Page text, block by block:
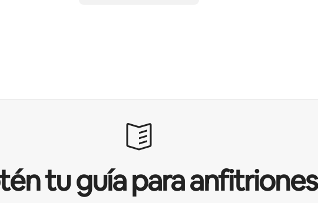
tu guía para anfitriones